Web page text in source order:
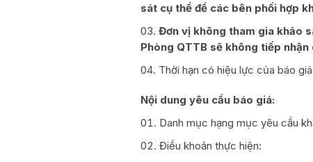
sát cụ thể để các bên phối hợp
Đơn vị không tham gia khảo
Phòng QTTB sẽ không tiếp
Thời hạn có hiệu lực của báo
Nội dung yêu cầu báo giá:
Danh mục hạng mục yêu cầu
Điều khoản thực hiện: